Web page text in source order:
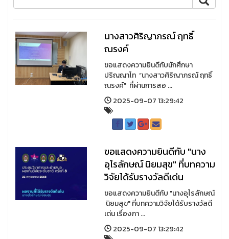
นางสาวศิริญาภรณ์ ฤทธิ์
ณรงค์
ขอแสดงความยินดีกับนักศึกษา
ปริญญาโท “นางสาวศิริญาภรณ์ ฤทธิ์
ณรงค์" ที่ผ่านการสอ ...
2025-09-07 13:29:42
ขอแสดงความยินดีกับ "นาง
อุไรลักษณ์ นิยมสุข" ที่บทความ
วิจัยได้รับรางวัลดีเด่น
ขอแสดงความยินดีกับ "นางอุไรลักษณ์
นิยมสุข" ที่บทความวิจัยได้รับรางวัลดี
เด่น เรื่องภา ...
2025-09-07 13:29:42